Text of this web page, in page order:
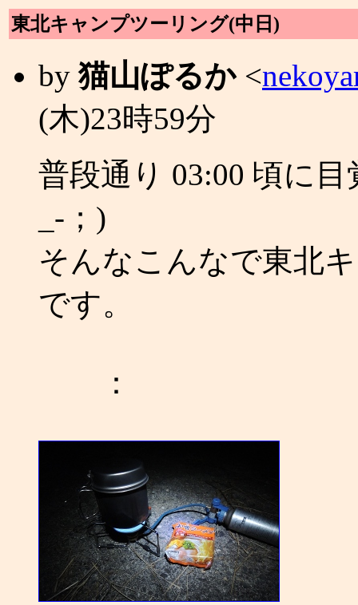
東北キャンプツーリング(中日)
by猫山ぽるか<
(木)23時59分
普段通り 03:00 頃に
_-；)
そんなこんなで東北
です。
：